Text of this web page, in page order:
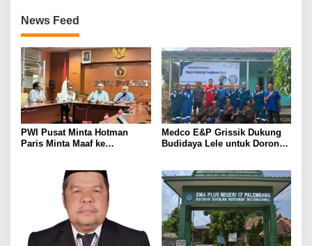
News Feed
PWI Pusat Minta Hotman
Paris Minta Maaf ke
Medco E&P Grissik Dukung
Budidaya Lele untuk Dorong